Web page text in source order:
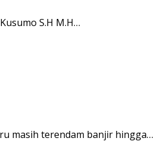
S.H M.H…
masih terendam banjir hingga…